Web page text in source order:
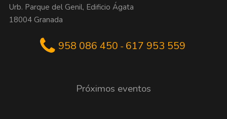
Urb. Parque del Genil, Edificio Ágata
18004 Granada
958 086 450 - 617 953 559
Próximos eventos